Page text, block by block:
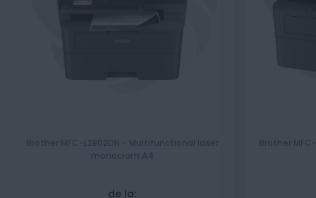
Brother MFC-L2802DN - Multifunctional laser
monocrom A4
de la:
Brother